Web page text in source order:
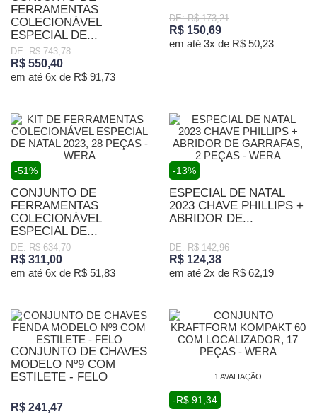
FERRAMENTAS
COLECIONÁVEL
ESPECIAL DE...
DE: R$ 743,78
R$ 550,40
em até 6x de R$ 91,73
DE: R$ 173,21
R$ 150,69
em até 3x de R$ 50,23
-51%
CONJUNTO DE
FERRAMENTAS
COLECIONÁVEL
ESPECIAL DE...
DE: R$ 634,70
R$ 311,00
em até 6x de R$ 51,83
-13%
ESPECIAL DE NATAL
2023 CHAVE PHILLIPS +
ABRIDOR DE...
DE: R$ 142,96
R$ 124,38
em até 2x de R$ 62,19
CONJUNTO DE CHAVES
MODELO Nº9 COM
ESTILETE - FELO
R$ 241,47
1 AVALIAÇÃO
-R$ 91,34